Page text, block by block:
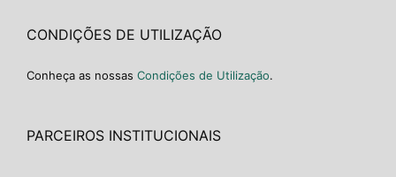
CONDIÇÕES DE UTILIZAÇÃO
Conheça as nossas Condições de Utilização.
PARCEIROS INSTITUCIONAIS